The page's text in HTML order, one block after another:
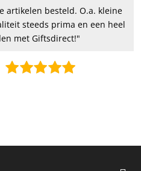
artikelen besteld. O.a. kleine
steeds prima en een heel
met Giftsdirect!